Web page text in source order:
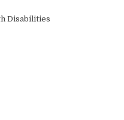
Disabilities